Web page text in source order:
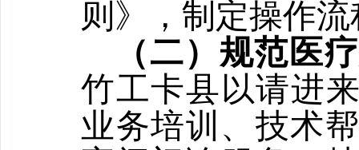
则》，制定操作
（二）规范医
竹工卡县以请进
业务培训、技术